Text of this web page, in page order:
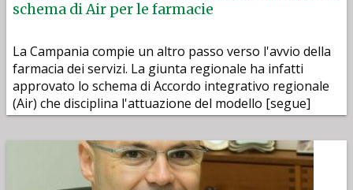
schema di Air per le farmacie
La Campania compie un altro passo verso l'avvio della
farmacia dei servizi. La giunta regionale ha infatti
approvato lo schema di Accordo integrativo regionale
(Air) che disciplina l'attuazione del modello [segue]